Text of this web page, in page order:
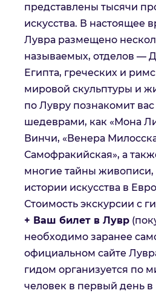
представлены тысячи
искусства. В настоящее
Лувра размещено
называемых, отделов —
Египта, греческих и
мировой скульптуры и
по Лувру познакомит
шедеврами, как «Мона
Винчи, «Венера
Самофракийская», а
многие тайны живописи,
истории искусства в
Стоимость экскурсии с
+ Ваш билет в Лувр
необходимо заранее
официальном сайте
гидом организуется по
человек в первый день